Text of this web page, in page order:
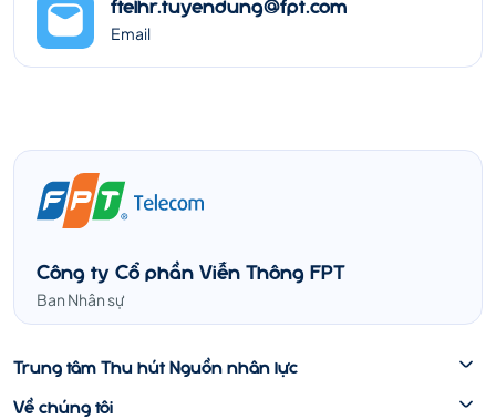
Email
Công ty Cổ phần Viễn Thông FPT
Ban Nhân sự
Trung tâm Thu hút Nguồn nhân lực
Về chúng tôi